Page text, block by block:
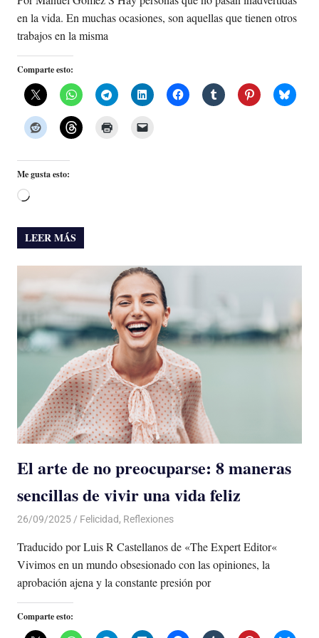
en la vida. En muchas ocasiones, son aquellas que tienen otros
trabajos en la misma
Comparte esto:
Me gusta esto:
Cargando...
LEER MÁS
El arte de no preocuparse: 8 maneras
sencillas de vivir una vida feliz
26/09/2025 De todo un Poco
Felicidad, Reflexiones
Traducido por Luis R Castellanos de «The Expert Editor«
Vivimos en un mundo obsesionado con las opiniones, la
aprobación ajena y la constante presión por
Comparte esto: